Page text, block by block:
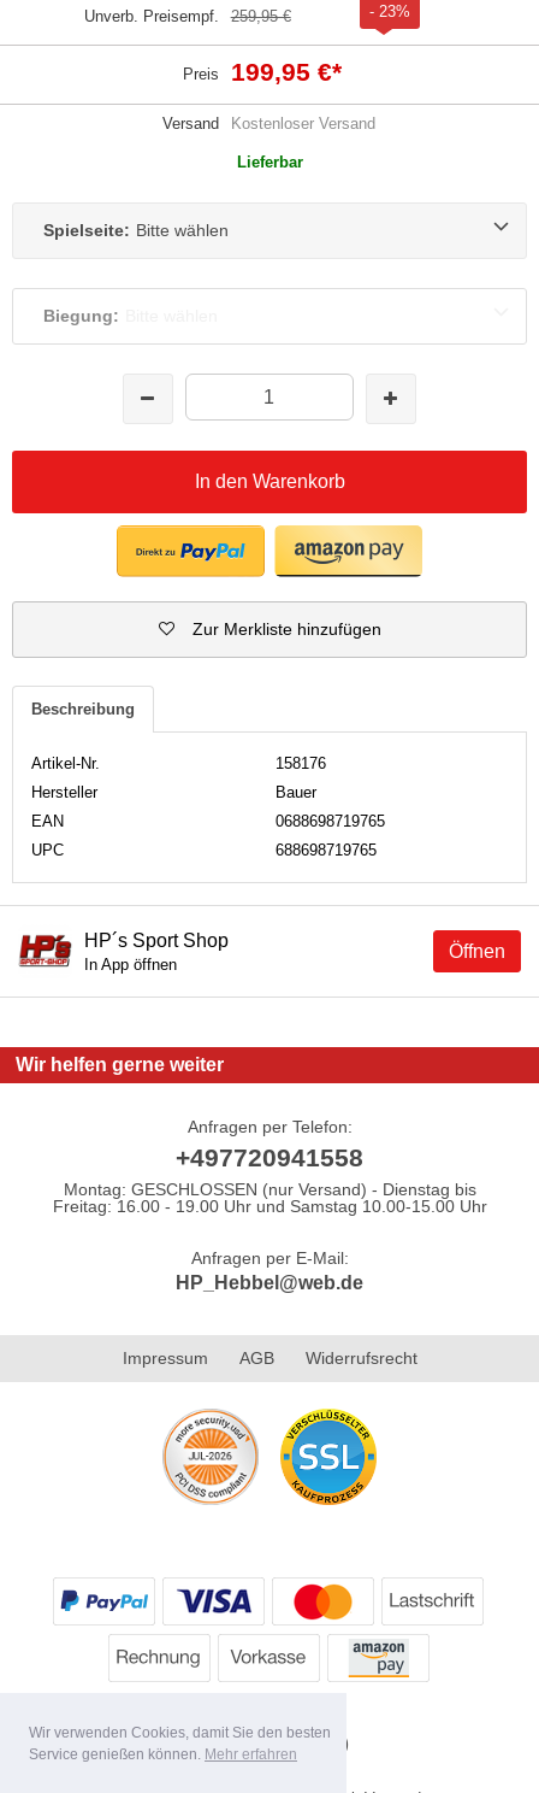
Wir verwenden Cookies, damit Sie den besten
Service genießen können. Mehr erfahren
Unverb. Preisempf. 259,95 € - 23%
Preis 199,95 €*
Versand Kostenloser Versand
Lieferbar
Spielseite: Bitte wählen
Biegung:
In den Warenkorb
Zur Merkliste hinzufügen
Beschreibung
Artikel-Nr.
158176
Hersteller
Bauer
EAN
0688698719765
UPC
688698719765
Öffnen
HP´s Sport Shop
In App öffnen
Wir helfen gerne weiter
Anfragen per Telefon:
+497720941558
Montag: GESCHLOSSEN (nur Versand) - Dienstag bis
Freitag: 16.00 - 19.00 Uhr und Samstag 10.00-15.00 Uhr
Anfragen per E-Mail:
HP_Hebbel@web.de
Impressum AGB Widerrufsrecht